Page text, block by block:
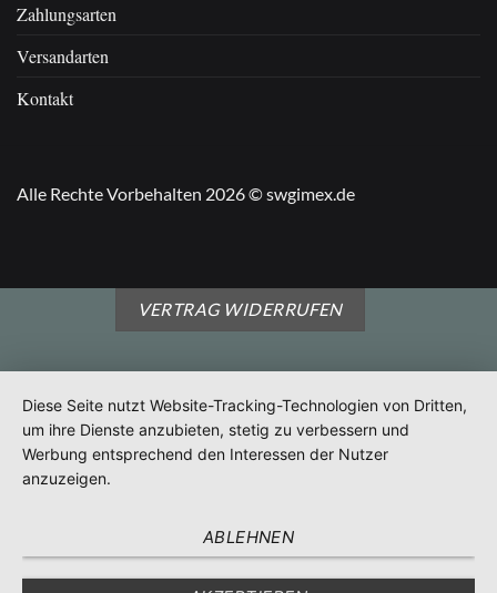
Zahlungsarten
Versandarten
Kontakt
Alle Rechte Vorbehalten 2026 © swgimex.de
VERTRAG WIDERRUFEN
Diese Seite nutzt Website-Tracking-Technologien von Dritten,
um ihre Dienste anzubieten, stetig zu verbessern und
Werbung entsprechend den Interessen der Nutzer
anzuzeigen.
ABLEHNEN